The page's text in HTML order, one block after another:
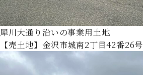
犀川大通り沿いの事業用土地
【売土地】金沢市城南2丁目42番26号